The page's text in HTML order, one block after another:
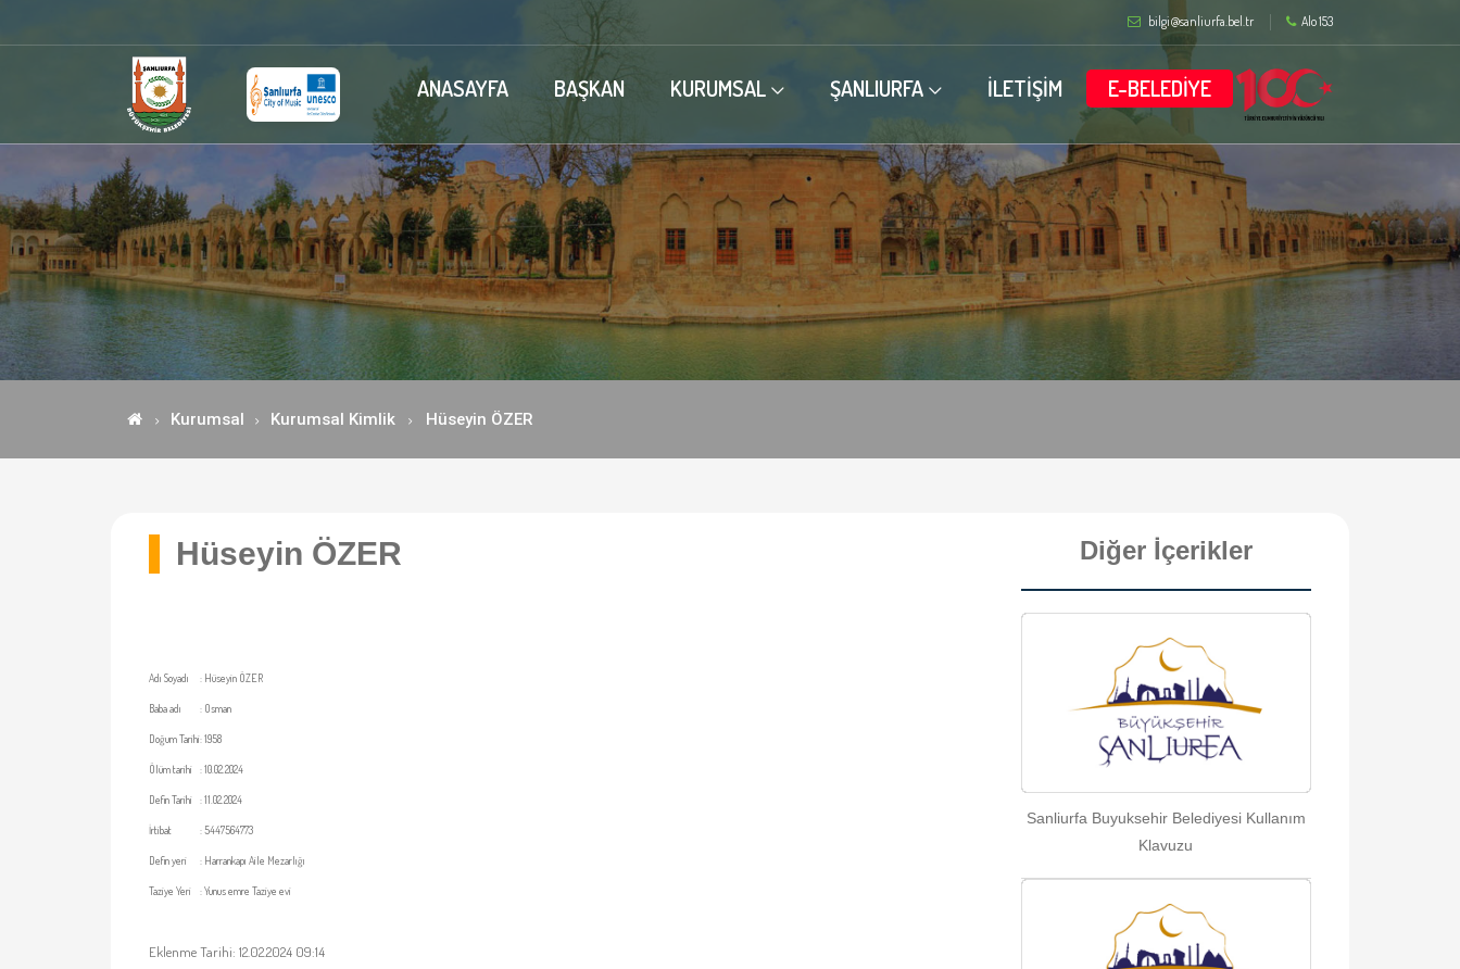
bilgi@sanliurfa.bel.tr Alo 153
ANASAYFA BAŞKAN KURUMSAL ŞANLIURFA İLETİŞİM E-BELEDİYE
Kurumsal Kurumsal Kimlik Hüseyin ÖZER
Hüseyin ÖZER
Adı Soyadı : Hüseyin ÖZER
Baba adı : Osman
Doğum Tarihi:1958
Ölüm tarihi :10.02.2024
Defin Tarihi :11.02.2024
İrtibat :5447564773
Defin yeri : Harrankapı Aile Mezarlığı
Taziye Yeri :Yunus emre Taziye evi
Eklenme Tarihi: 12.02.2024 09:14
Diğer İçerikler
Sanliurfa Buyuksehir Belediyesi Kullanım
Klavuzu